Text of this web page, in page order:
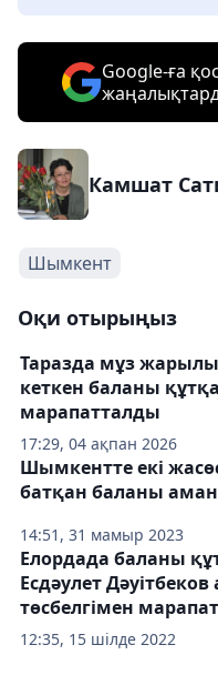
Google-ға
Камшат
Шымкент
Оқи отырыңыз
17:29, 04 ақпан 2026
Таразда мұз
кеткен баланы
марапатталды
14:51, 31 мамыр 2023
Шымкентте екі
батқан баланы
12:35, 15 шілде 2022
Елордада баланы
Есдәулет
төсбелгімен